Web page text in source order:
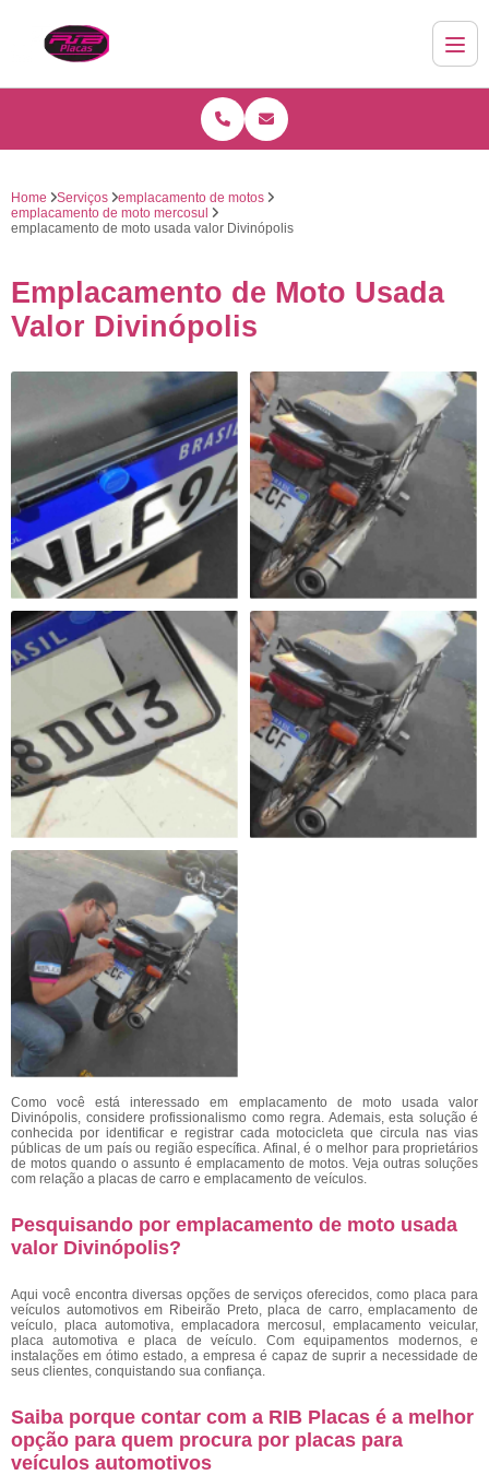
Home Serviços
emplacamento de motos
emplacamento de moto mercosul
emplacamento de moto usada valor Divinópolis
Emplacamento de Moto Usada
Valor Divinópolis
Como você está interessado em emplacamento de moto usada valor
Divinópolis, considere profissionalismo como regra. Ademais, esta solução é
conhecida por identificar e registrar cada motocicleta que circula nas vias
públicas de um país ou região específica. Afinal, é o melhor para proprietários
de motos quando o assunto é emplacamento de motos. Veja outras soluções
com relação a placas de carro e emplacamento de veículos.
Pesquisando por emplacamento de moto usada
valor Divinópolis?
Aqui você encontra diversas opções de serviços oferecidos, como placa para
veículos automotivos em Ribeirão Preto, placa de carro, emplacamento de
veículo, placa automotiva, emplacadora mercosul, emplacamento veicular,
placa automotiva e placa de veículo. Com equipamentos modernos, e
instalações em ótimo estado, a empresa é capaz de suprir a necessidade de
seus clientes, conquistando sua confiança.
Saiba porque contar com a RIB Placas é a melhor
opção para quem procura por placas para
veículos automotivos